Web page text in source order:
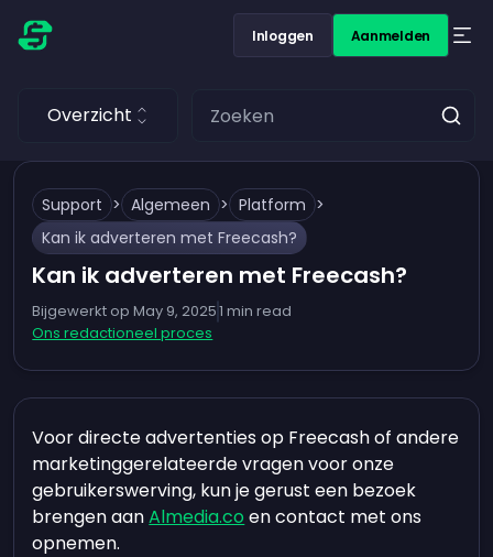
Inloggen Aanmelden
Overzicht
Support > Algemeen > Platform >
Kan ik adverteren met Freecash?
Kan ik adverteren met Freecash?
Bijgewerkt op May 9, 20251 min read
Ons redactioneel proces
Voor directe advertenties op Freecash of andere
marketinggerelateerde vragen voor onze
gebruikerswerving, kun je gerust een bezoek
brengen aanAlmedia.co en contact met ons
opnemen.